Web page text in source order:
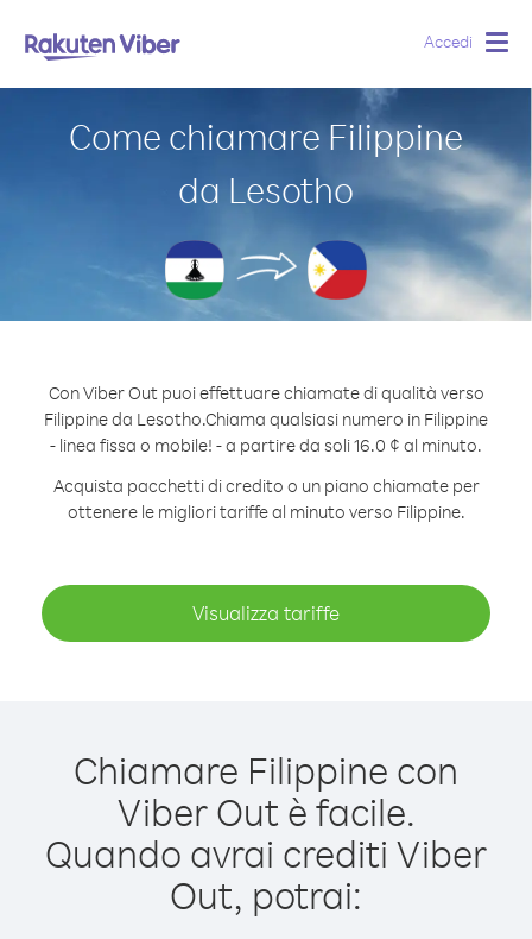
Accedi
Come chiamare Filippine
da Lesotho
Con Viber Out puoi effettuare chiamate di qualità verso
Filippine da Lesotho.Chiama qualsiasi numero in Filippine
- linea fissa o mobile! - a partire da soli 16.0 ¢ al minuto.
Acquista pacchetti di credito o un piano chiamate per
ottenere le migliori tariffe al minuto verso Filippine.
Visualizza tariffe
Chiamare Filippine con
Viber Out è facile.
Quando avrai crediti Viber
Out, potrai: